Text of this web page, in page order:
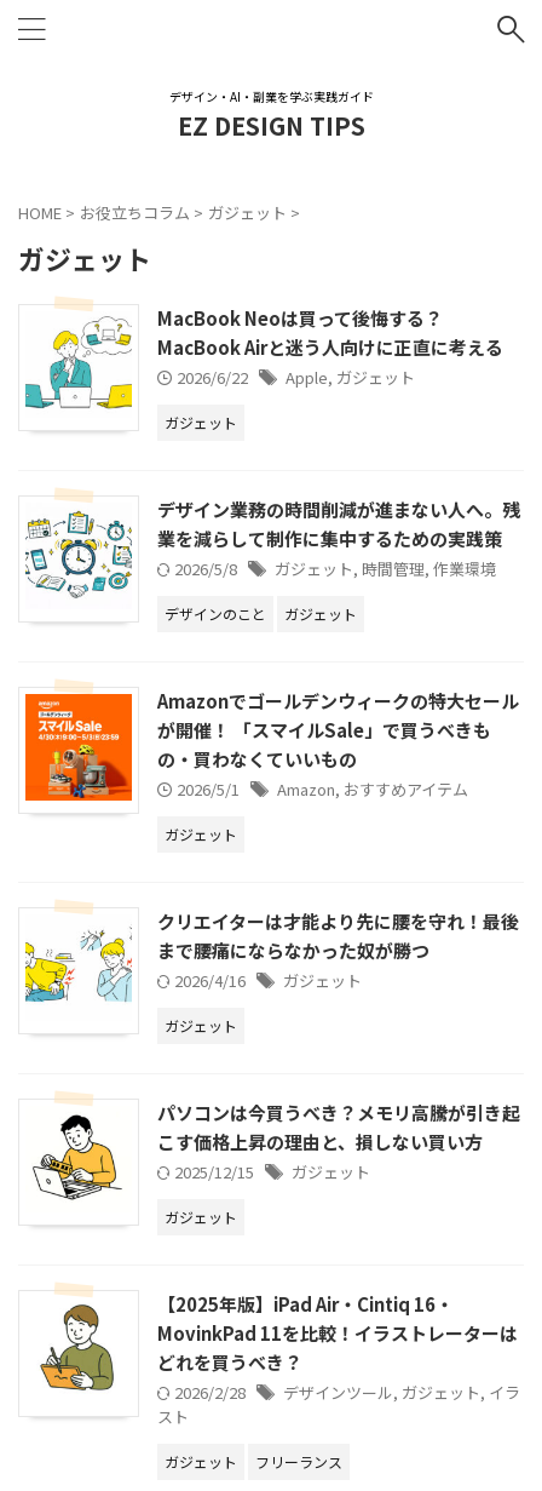
デザイン・AI・副業を学ぶ実践ガイド
EZ DESIGN TIPS
HOME > お役立ちコラム > ガジェット >
ガジェット
MacBook Neoは買って後悔する？
MacBook Airと迷う人向けに正直に考える
2026/6/22 Apple, ガジェット
ガジェット
デザイン業務の時間削減が進まない人へ。残
業を減らして制作に集中するための実践策
2026/5/8 ガジェット, 時間管理, 作業環境
デザインのこと ガジェット
Amazonでゴールデンウィークの特大セール
が開催！ 「スマイルSale」で買うべきも
の・買わなくていいもの
2026/5/1 Amazon, おすすめアイテム
ガジェット
クリエイターは才能より先に腰を守れ！最後
まで腰痛にならなかった奴が勝つ
2026/4/16 ガジェット
ガジェット
パソコンは今買うべき？メモリ高騰が引き起
こす価格上昇の理由と、損しない買い方
2025/12/15 ガジェット
ガジェット
【2025年版】iPad Air・Cintiq 16・
MovinkPad 11を比較！イラストレーターは
どれを買うべき？
2026/2/28 デザインツール, ガジェット, イラ
スト
ガジェット フリーランス